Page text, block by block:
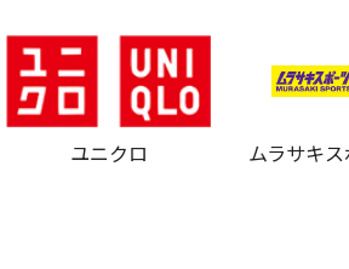
ゆめタウンデー対象店舗
免税対象店舗
ユニクロ ムラサキ